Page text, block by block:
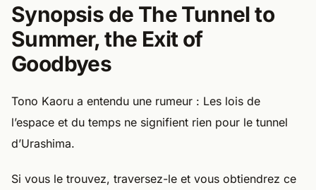
Synopsis de The Tunnel to
Summer, the Exit of
Goodbyes
Tono Kaoru a entendu une rumeur : Les lois de
l’espace et du temps ne signifient rien pour le tunnel
d’Urashima.
Si vous le trouvez, traversez-le et vous obtiendrez ce